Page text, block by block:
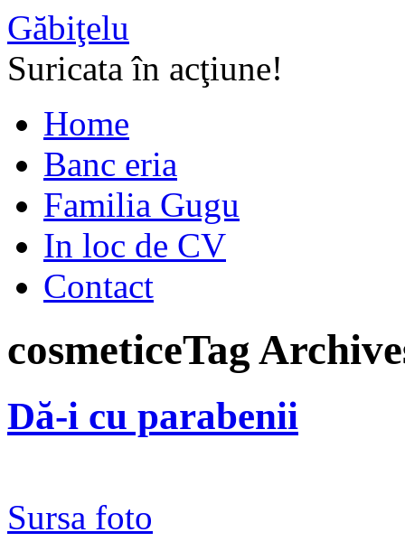
Găbiţelu
Suricata în acţiune!
Home
Banc eria
Familia Gugu
In loc de CV
Contact
cosmeticeTag
Dă-i cu parabenii
Sursa foto